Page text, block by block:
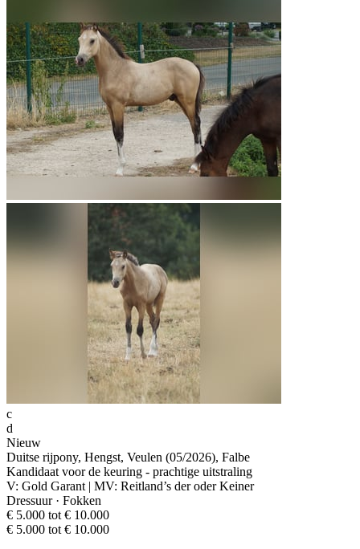
c
d
Nieuw
Duitse rijpony, Hengst, Veulen (05/2026), Falbe
Kandidaat voor de keuring - prachtige uitstraling
V: Gold Garant | MV: Reitland’s der oder Keiner
Dressuur · Fokken
€ 5.000 tot € 10.000
€ 5.000 tot € 10.000